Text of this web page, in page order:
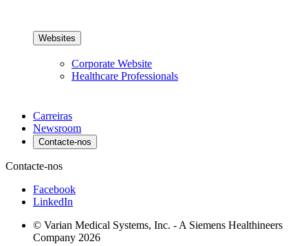
Websites
Corporate Website
Healthcare Professionals
Carreiras
Newsroom
Contacte-nos
Contacte-nos
Facebook
LinkedIn
© Varian Medical Systems, Inc. - A Siemens Healthineers
Company 2026